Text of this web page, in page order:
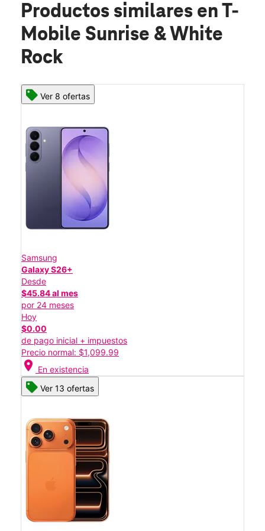
Productos similares en T-
Mobile Sunrise & White
Rock
Ver 8 ofertas
Samsung
Galaxy S26+
Desde
$45.84 al mes
por 24 meses
Hoy
$0.00
de pago inicial + impuestos
Precio normal: $1,099.99
location_on En existencia
Ver 13 ofertas